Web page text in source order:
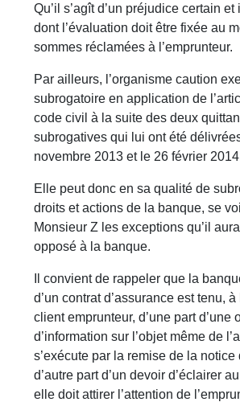
Qu’il s’agît d’un préjudice certain
dont l’évaluation doit être fixée au
sommes réclamées à l’emprunteur.
Par ailleurs, l’organisme caution
subrogatoire en application de
code civil à la suite des deux
subrogatives qui lui ont été
novembre 2013 et le 26 février
Elle peut donc en sa qualité de
droits et actions de la banque, se
Monsieur Z les exceptions qu’il
opposé à la banque.
Il convient de rappeler que la
d’un contrat d’assurance est tenu, à
client emprunteur, d’une part d’une
d’information sur l’objet même de
s’exécute par la remise de la notice
d’autre part d’un devoir d’éclairer
elle doit attirer l’attention de